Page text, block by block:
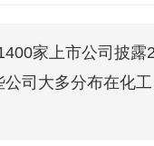
基本面及股市双轮冲击 债市
恒生聚源：北斗收官之星发
济安金信：中国基金市场数
家上市公司披露
司大多分布在化